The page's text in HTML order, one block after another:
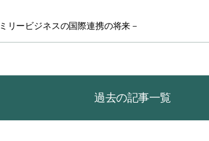
ービジネスの国際連携の将来－
過去の記事一覧